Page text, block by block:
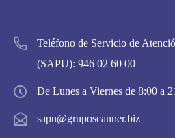
Teléfono de Servicio de
(SAPU): 946 02 60 00
De Lunes a Viernes de 8:00 a
sapu@gruposcanner.biz